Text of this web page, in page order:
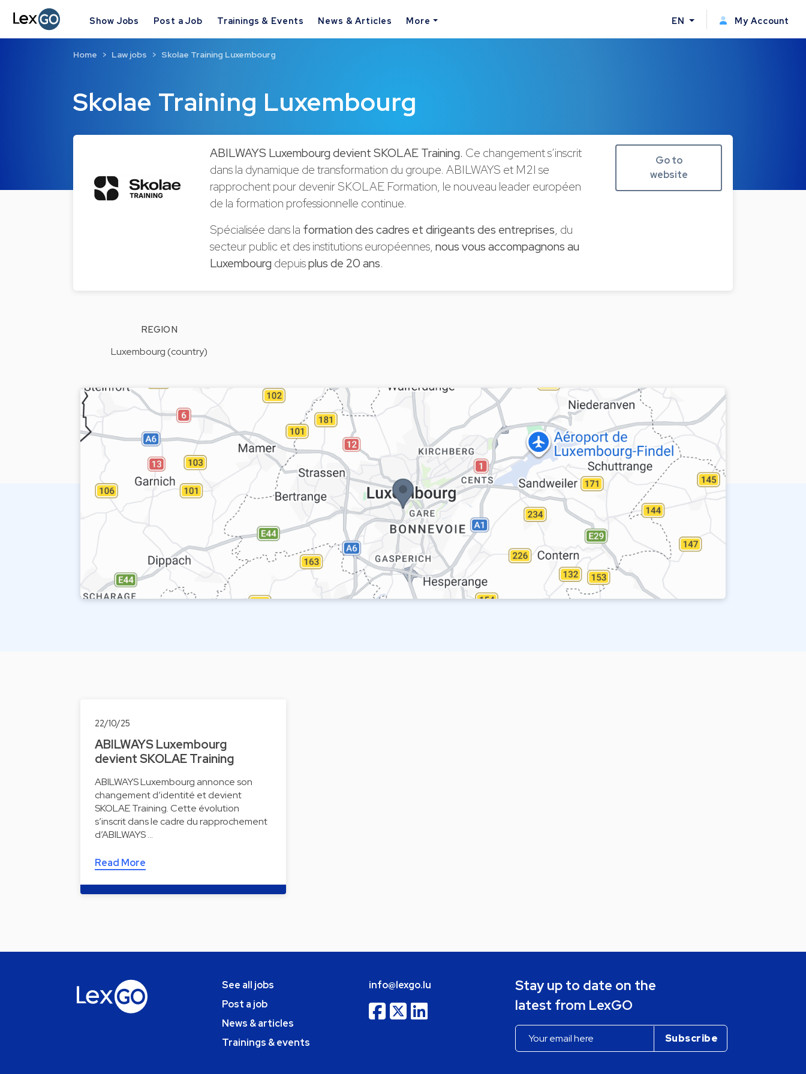
Show Jobs Post a Job Trainings & Events News & Articles More EN My Account
Skolae Training Luxembourg
Home Law jobs Skolae Training Luxembourg
ABILWAYS Luxembourg devient SKOLAE Training. Ce changement s’inscrit
dans la dynamique de transformation du groupe. ABILWAYS et M2I se
rapprochent pour devenir SKOLAE Formation, le nouveau leader européen
de la formation professionnelle continue.
Spécialisée dans la formation des cadres et dirigeants des entreprises, du
secteur public et des institutions européennes, nous vous accompagnons au
Luxembourg depuisplus de 20 ans.
Go to
website
REGION
Luxembourg (country)
22/10/25
ABILWAYS Luxembourg
devient SKOLAE Training
ABILWAYS Luxembourg annonce son
changement d’identité et devient
SKOLAE Training. Cette évolution
s’inscrit dans le cadre du rapprochement
d’ABILWAYS …
Read More
See all jobs
Post a job
News & articles
Trainings & events
info@lexgo.lu
Stay up to date on the
latest from LexGO